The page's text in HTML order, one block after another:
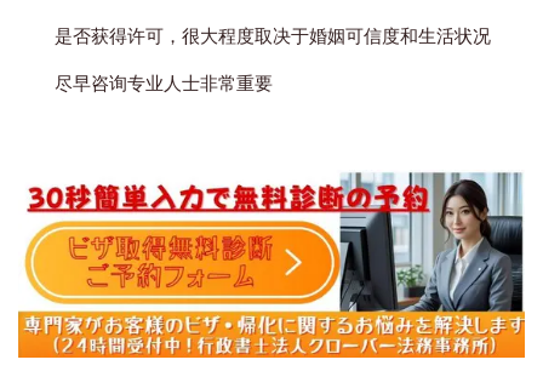
是否获得许可，很大程度取决于婚姻可信度和生活状况
尽早咨询专业人士非常重要